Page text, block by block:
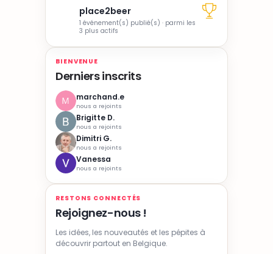
place2beer
1 événement(s) publié(s) · parmi les
3 plus actifs
BIENVENUE
Derniers inscrits
marchand.e
nous a rejoints
Brigitte D.
nous a rejoints
Dimitri G.
nous a rejoints
Vanessa
nous a rejoints
RESTONS CONNECTÉS
Rejoignez-nous !
Les idées, les nouveautés et les pépites à
découvrir partout en Belgique.